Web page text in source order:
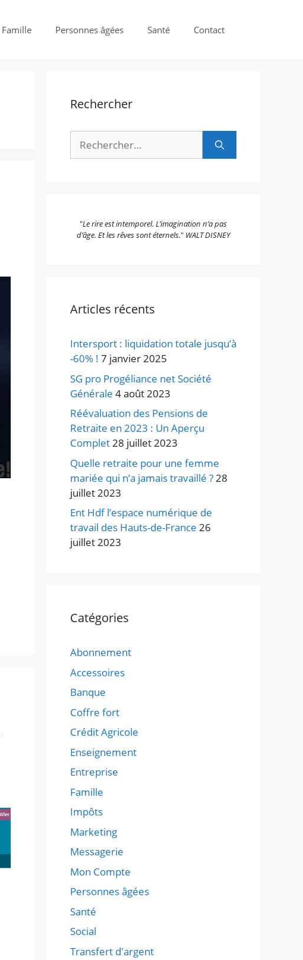
Famille Personnes âgées Santé Contact
Rechercher
Rechercher :
"Le rire est intemporel. L’imagination n’a pas
d’âge. Et les rêves sont éternels." WALT DISNEY
Articles récents
Intersport : liquidation totale jusqu’à
-60% ! 7 janvier 2025
SG pro Progéliance net Société
Générale 4 août 2023
Réévaluation des Pensions de
Retraite en 2023 : Un Aperçu
Complet28 juillet 2023
Quelle retraite pour une femme
mariée qui n’a jamais travaillé ? 28
juillet 2023
Ent Hdf l’espace numérique de
travail des Hauts-de-France 26
juillet 2023
Catégories
Abonnement
Accessoires
Banque
Coffre fort
Crédit Agricole
Enseignement
Entreprise
Famille
Impôts
Marketing
Messagerie
Mon Compte
Personnes âgées
Santé
Social
Transfert d'argent